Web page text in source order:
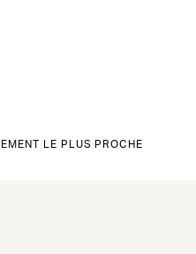
LE PLUS PROCHE